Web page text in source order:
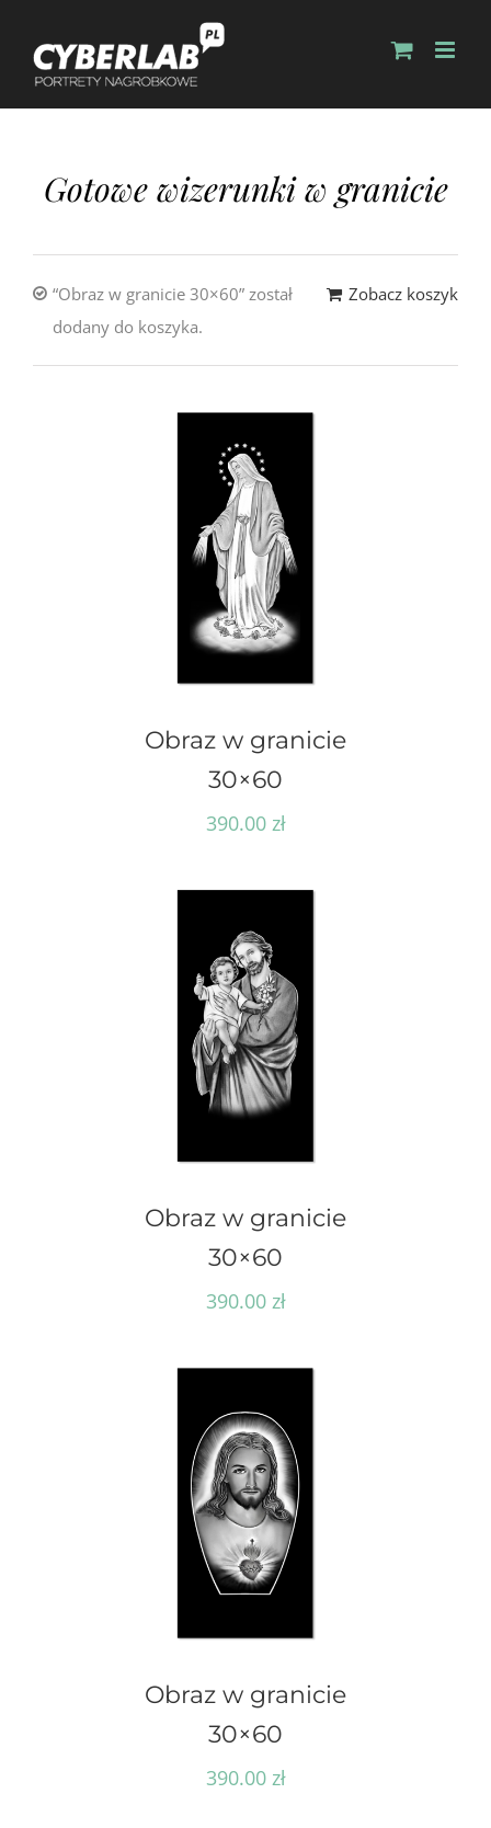
Gotowe wizerunki w granicie
Zobacz koszyk
“Obraz w granicie 30×60” został
dodany do koszyka.
Obraz w granicie
30×60
390.00 zł
Obraz w granicie
30×60
390.00 zł
Obraz w granicie
30×60
390.00 zł